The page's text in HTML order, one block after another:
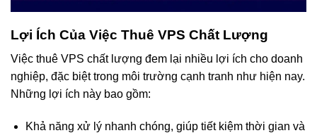
Lợi Ích Của Việc Thuê VPS Chất Lượng
Việc thuê VPS chất lượng đem lại nhiều lợi ích cho doanh
nghiệp, đặc biệt trong môi trường cạnh tranh như hiện nay.
Những lợi ích này bao gồm:
Khả năng xử lý nhanh chóng, giúp tiết kiệm thời gian và